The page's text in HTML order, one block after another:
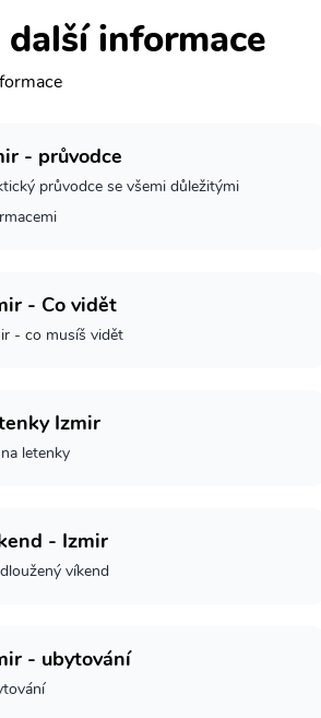
informace
- průvodce
průvodce se všemi důležitými
- Co vidět
- co musíš vidět
Izmir
letenky
- Izmir
víkend
- ubytování